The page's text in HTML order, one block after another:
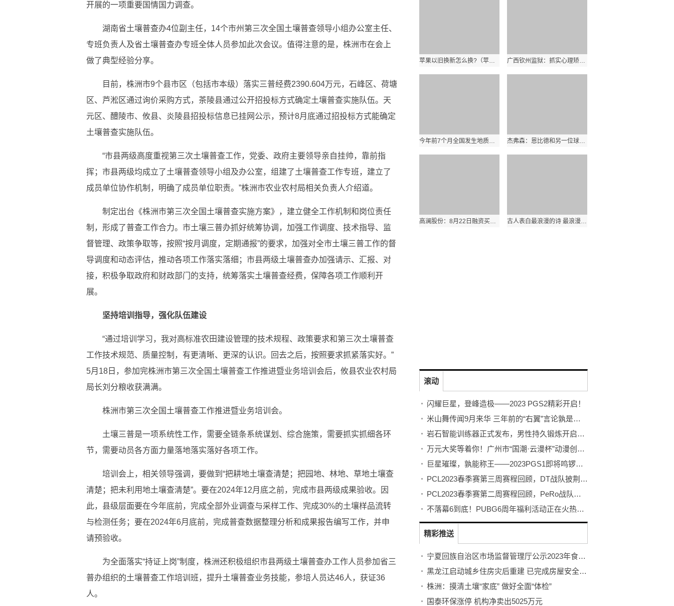
开展的一项重要国情国力调查。
湖南省土壤普查办4位副主任，14个市州第三次全国土壤普查领导小组办公室主任、
专班负责人及省土壤普查办专班全体人员参加此次会议。值得注意的是，株洲市在会上
做了典型经验分享。
目前，株洲市9个县市区（包括市本级）落实三普经费2390.604万元，石峰区、荷塘
区、芦淞区通过询价采购方式，茶陵县通过公开招投标方式确定土壤普查实施队伍。天
元区、醴陵市、攸县、炎陵县招投标信息已挂网公示，预计8月底通过招投标方式能确定
土壤普查实施队伍。
“市县两级高度重视第三次土壤普查工作，党委、政府主要领导亲自挂帅，靠前指
挥；市县两级均成立了土壤普查领导小组及办公室，组建了土壤普查工作专班，建立了
成员单位协作机制，明确了成员单位职责。”株洲市农业农村局相关负责人介绍道。
制定出台《株洲市第三次全国土壤普查实施方案》，建立健全工作机制和岗位责任
制，形成了普查工作合力。市土壤三普办抓好统筹协调，加强工作调度、技术指导、监
督管理、政策争取等，按照“按月调度，定期通报”的要求，加强对全市土壤三普工作的督
导调度和动态评估，推动各项工作落实落细；市县两级土壤普查办加强请示、汇报、对
接，积极争取政府和财政部门的支持，统筹落实土壤普查经费，保障各项工作顺利开
展。
坚持培训指导，强化队伍建设
“通过培训学习，我对高标准农田建设管理的技术规程、政策要求和第三次土壤普查
工作技术规范、质量控制，有更清晰、更深的认识。回去之后，按照要求抓紧落实好。”
5月18日，参加完株洲市第三次全国土壤普查工作推进暨业务培训会后，攸县农业农村局
局长刘分粮收获满满。
株洲市第三次全国土壤普查工作推进暨业务培训会。
土壤三普是一项系统性工作，需要全链条系统谋划、综合施策，需要抓实抓细各环
节，需要动员各方面力量落地落实落好各项工作。
培训会上，相关领导强调，要做到“把耕地土壤查清楚；把园地、林地、草地土壤查
清楚；把未利用地土壤查清楚”。要在2024年12月底之前，完成市县两级成果验收。因
此，县级层面要在今年底前，完成全部外业调查与采样工作、完成30%的土壤样品流转
与检测任务；要在2024年6月底前，完成普查数据整理分析和成果报告编写工作，并申
请预验收。
为全面落实“持证上岗”制度，株洲还积极组织市县两级土壤普查办工作人员参加省三
普办组织的土壤普查工作培训班，提升土壤普查业务技能，参培人员达46人，获证36
人。
苹果以旧换新怎么换?（苹果以旧换新怎么换） 广西钦州监狱：抓实心理矫治工作，提升教育改造质量
今年前7个月全国发生地质灾害1243起，造成52人死亡 杰弗森：恩比德和另一位球星最终会落脚尼克斯 布伦森合同很友好
高澜股份：8月22日融资买入2262.35万元，融资融券余额3.97亿元 古人表白最浪漫的诗 最浪漫的表白诗句有 请大家推荐几句
滚动
闪耀巨星，登峰造极——2023 PGS2精彩开启！
米山舞传闻9月来华 三年前的“右翼”言论孰是孰非？
岩石智能训练器正式发布，男性持久锻炼开启智能浪潮
万元大奖等着你！广州市“国潮·云漫杯”动漫创作大赛开赛！
巨星璀璨，孰能称王——2023PGS1即将鸣锣开赛！
PCL2023春季赛第三周赛程回顾，DT战队披荆斩棘登顶周冠
PCL2023春季赛第二周赛程回顾，PeRo战队绝地反击夺桂冠
不落幕6到底！PUBG6周年福利活动正在火热开启！
精彩推送
宁夏回族自治区市场监督管理厅公示2023年食品安全监督抽检信息（第三十九期）
黑龙江启动城乡住房灾后重建 已完成房屋安全鉴定1.87万户
株洲：摸清土壤“家底” 做好全面“体检”
国泰环保涨停 机构净卖出5025万元